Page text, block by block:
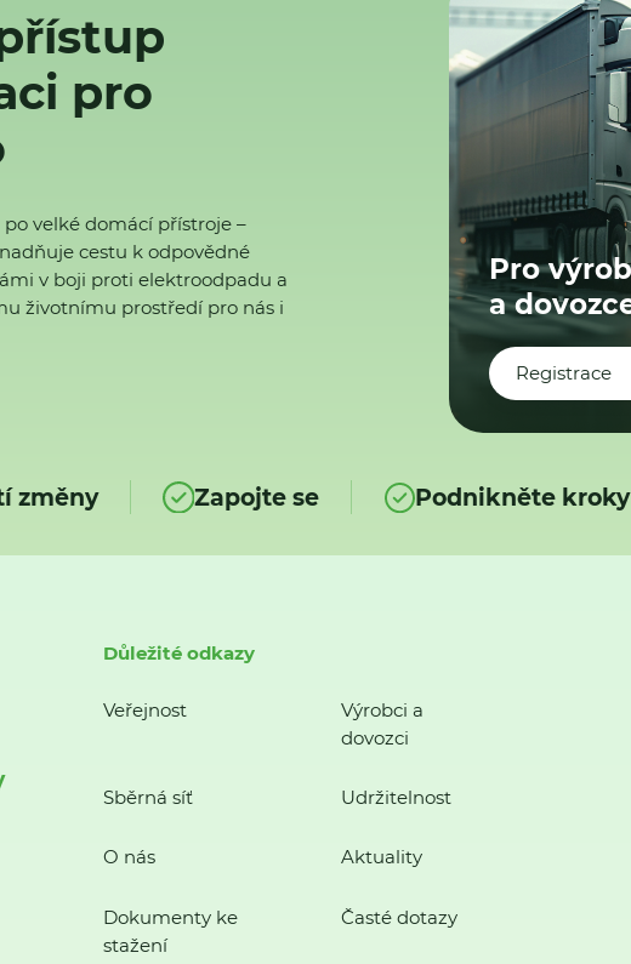
pro
velké domácí přístroje –
cestu k odpovědné
v boji proti elektroodpadu a
životnímu prostředí pro nás i
Pro
a
Registrace
změny Zapojte se Podnikněte
Důležité odkazy
Veřejnost
Výrobci a
dovozci
Sběrná síť Udržitelnost
O nás Aktuality
Dokumenty ke
stažení
Časté dotazy